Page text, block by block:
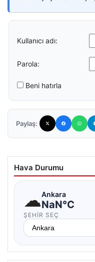
Kullanıcı adı:
Parola:
Beni hatırla
Paylaş:
Hava Durumu
☁Ankara
NaN°C
ŞEHIR SEÇ